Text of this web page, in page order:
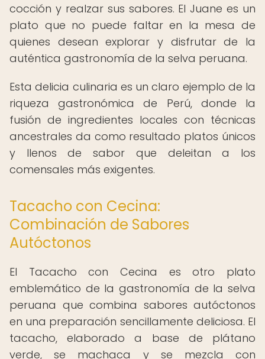
cocción y realzar sus sabores. El Juane es un
plato que no puede faltar en la mesa de
quienes desean explorar y disfrutar de la
auténtica gastronomía de la selva peruana.
Esta delicia culinaria es un claro ejemplo de la
riqueza gastronómica de Perú, donde la
fusión de ingredientes locales con técnicas
ancestrales da como resultado platos únicos
y llenos de sabor que deleitan a los
comensales más exigentes.
Tacacho con Cecina:
Combinación de Sabores
Autóctonos
El Tacacho con Cecina es otro plato
emblemático de la gastronomía de la selva
peruana que combina sabores autóctonos
en una preparación sencillamente deliciosa. El
tacacho, elaborado a base de plátano
verde, se machaca y se mezcla con